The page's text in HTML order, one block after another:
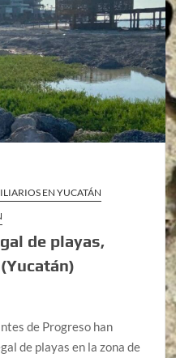
EN YUCATÁN
de playas,
de Progreso han
de playas en la zona de